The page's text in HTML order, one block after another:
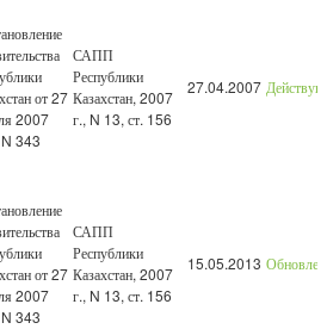
от 27
2007
N 343
САПП
Республики
Казахстан, 2007
г., N 13, ст. 156
27.04.2007
от 27
2007
N 343
САПП
Республики
Казахстан, 2007
г., N 13, ст. 156
15.05.2013